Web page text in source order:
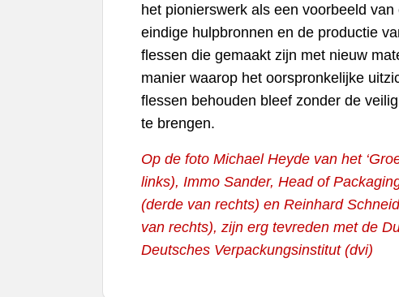
het pionierswerk als een voorbeeld
eindige hulpbronnen en de productie
flessen die gemaakt zijn met nieuw
manier waarop het oorspronkelijke
flessen behouden bleef zonder de
te brengen.
Op de foto Michael Heyde van het
links), Immo Sander, Head of
(derde van rechts) en Reinhard
van rechts), zijn erg tevreden met de
Deutsches Verpackungsinstitut (dvi)